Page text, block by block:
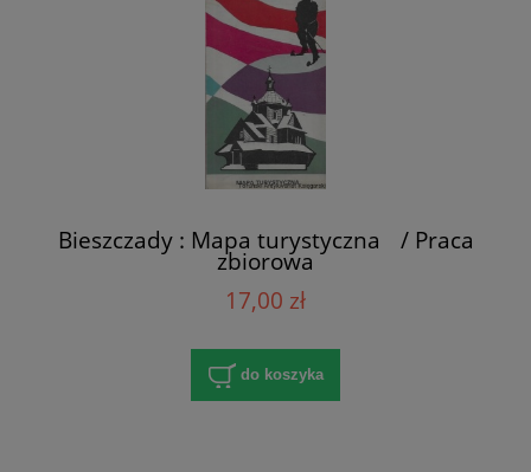
Bieszczady : Mapa turystyczna / Praca
zbiorowa
17,00 zł
do koszyka